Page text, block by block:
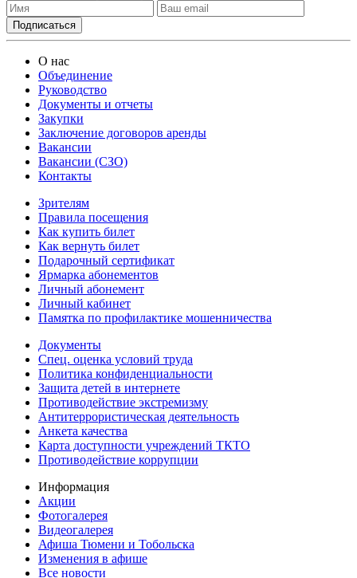
О нас
Объединение
Руководство
Документы и отчеты
Закупки
Заключение договоров аренды
Вакансии
Вакансии (СЗО)
Контакты
Зрителям
Правила посещения
Как купить билет
Как вернуть билет
Подарочный сертификат
Ярмарка абонементов
Личный абонемент
Личный кабинет
Памятка по профилактике мошенничества
Документы
Спец. оценка условий труда
Политика конфиденциальности
Защита детей в интернете
Противодействие экстремизму
Антитеррористическая деятельность
Анкета качества
Карта доступности учреждений ТКТО
Противодействие коррупции
Информация
Акции
Фотогалерея
Видеогалерея
Афиша Тюмени и Тобольска
Изменения в афише
Все новости